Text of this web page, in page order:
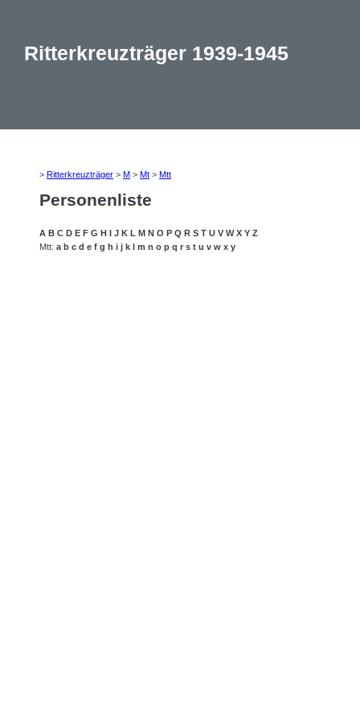
Ritterkreuzträger 1939-1945
> Ritterkreuzträger > M > Mt > Mtt
Personenliste
A B C D E F G H I J K L M N O P Q R S T U V W X Y Z
Mtt: a b c d e f g h i j k l m n o p q r s t u v w x y